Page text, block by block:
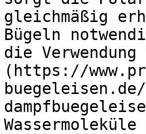
gleichmäßig
Bügeln
die
(https://